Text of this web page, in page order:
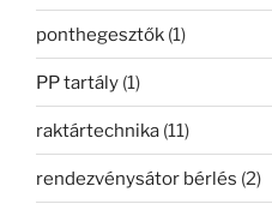
ponthegesztők (1)
PP tartály (1)
raktártechnika (11)
rendezvénysátor bérlés (2)